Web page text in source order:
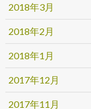
2018年3月
2018年2月
2018年1月
2017年12月
2017年11月